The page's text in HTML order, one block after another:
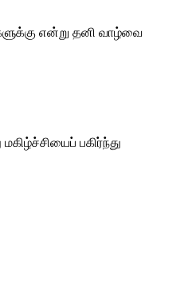
என்று தனி வாழ்வை
பகிர்ந்து